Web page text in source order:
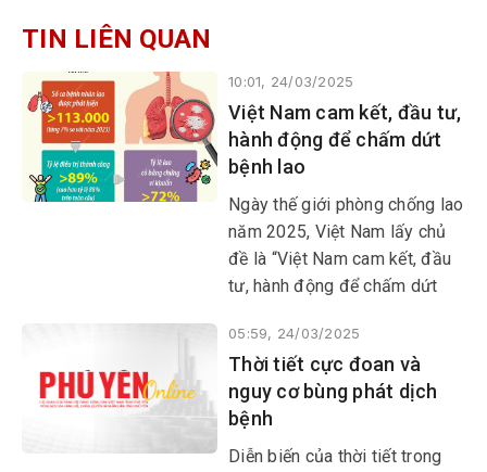
TIN LIÊN QUAN
10:01, 24/03/2025
Việt Nam cam kết, đầu tư,
hành động để chấm dứt
bệnh lao
Ngày thế giới phòng chống lao
năm 2025, Việt Nam lấy chủ
đề là “Việt Nam cam kết, đầu
tư, hành động để chấm dứt
định những nỗ lực cam kết,
đầu tư, hành động ở mức cao
nhất trong công tác phòng
chống lao.
05:59, 24/03/2025
Thời tiết cực đoan và
nguy cơ bùng phát dịch
bệnh
Diễn biến của thời tiết trong